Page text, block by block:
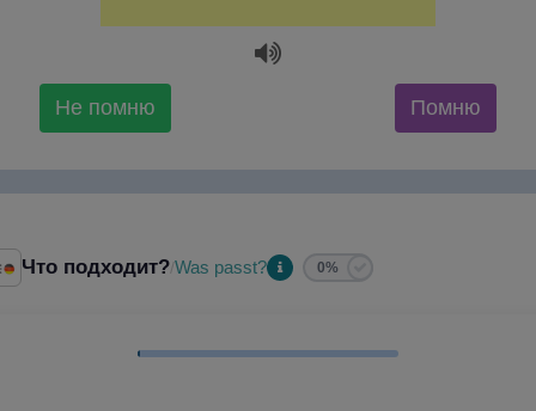
Не помню Помню
Что подходит?/Was passt? 0%